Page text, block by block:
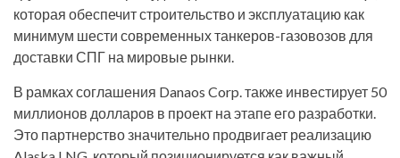
которая обеспечит строительство и эксплуатацию как
минимум шести современных танкеров-газовозов для
доставки СПГ на мировые рынки.
В рамках соглашения Danaos Corp. также инвестирует 50
миллионов долларов в проект на этапе его разработки.
Это партнерство значительно продвигает реализацию